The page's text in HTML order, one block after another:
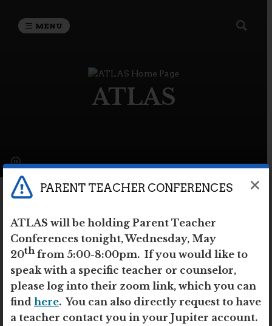
MENU
ATLAS
PARENT
ASSOCIATION 2024-
2025
PARENT TEACHER CONFERENCES
ATLAS will be holding Parent Teacher
Conferences tonight, Wednesday, May
20thfrom 5:00-8:00pm. If you would like to
speak with a specific teacher or counselor,
please log into their zoom link, which you can
find here. You can also directly request to have
a teacher contact you in your Jupiter account.